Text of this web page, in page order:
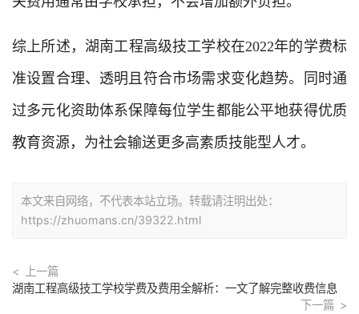
综上所述，湖南工程高级技工学校在2022年的学费标
准设置合理、透明且符合市场需求变化趋势。同时通
过多元化资助体系保障每位学生都能公平地获得优质
教育资源，为社会输送更多高素质技能型人才。
本文来自网络，不代表本站立场。转载请注明出处：
https://zhuomans.cn/39322.html
上一篇
湖南工程高级技工学校学费及费用全解析：一文了解完整收费信息
下一篇